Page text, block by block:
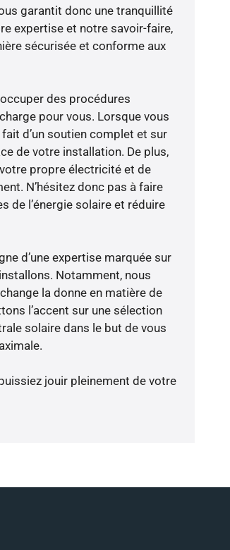
garantit donc une tranquillité
expertise et notre savoir-faire,
sécurisée et conforme aux
des procédures
pour vous. Lorsque vous
d’un soutien complet et sur
de votre installation. De plus,
propre électricité et de
N’hésitez donc pas à faire
de l’énergie solaire et réduire
d’une expertise marquée sur
Notamment, nous
la donne en matière de
l’accent sur une sélection
solaire dans le but de vous
jouir pleinement de votre